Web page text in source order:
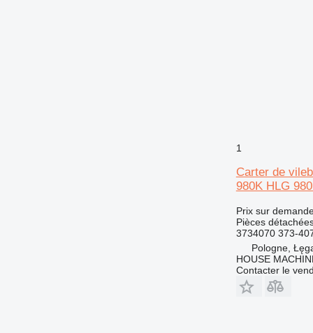
1
Carter de
980K HLG
Prix sur
Pièces
3734070 373-
Pologne,
HOUSE
Contacter le